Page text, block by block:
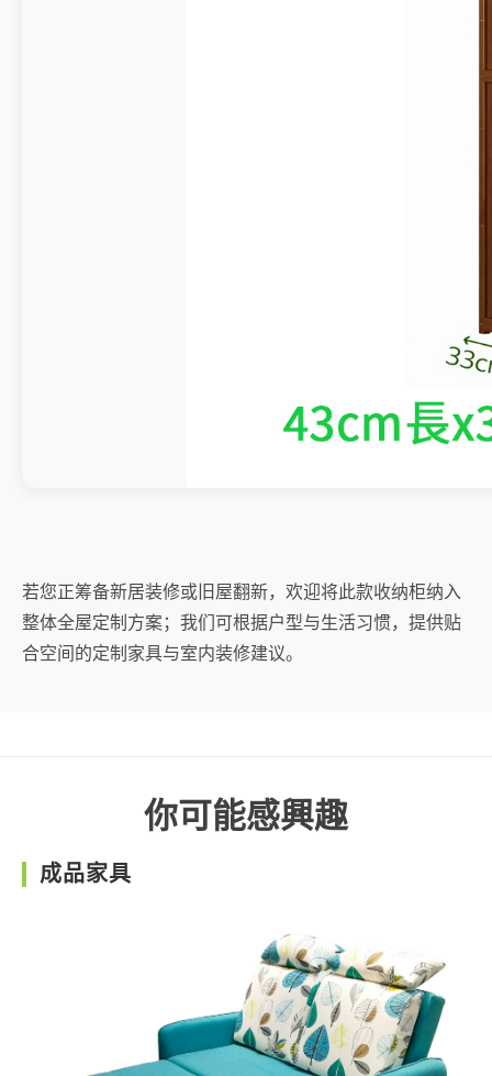
若您正筹备新居装修或旧屋翻新，欢迎将此款收纳柜纳入
整体全屋定制方案；我们可根据户型与生活习惯，提供贴
合空间的定制家具与室内装修建议。
你可能感興趣
成品家具